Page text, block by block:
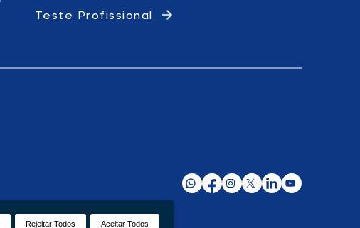
Teste Profissional
Rejeitar Todos Aceitar Todos